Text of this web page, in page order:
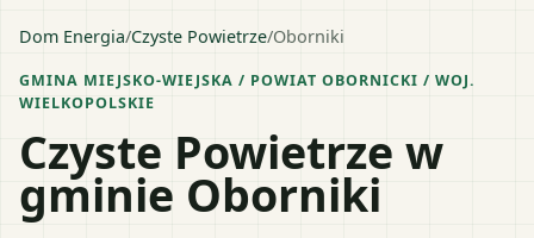
Dom Energia/Czyste Powietrze/Oborniki
GMINA MIEJSKO-WIEJSKA / POWIAT OBORNICKI / WOJ.
WIELKOPOLSKIE
Czyste Powietrze w
gminie Oborniki